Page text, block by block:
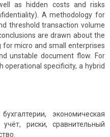
as hidden costs and risks
A methodology for
threshold transaction volume
are drawn about the
micro and small enterprises
unstable document flow. For
operational specificity, a hybrid
экономическая
риски, сравнительный